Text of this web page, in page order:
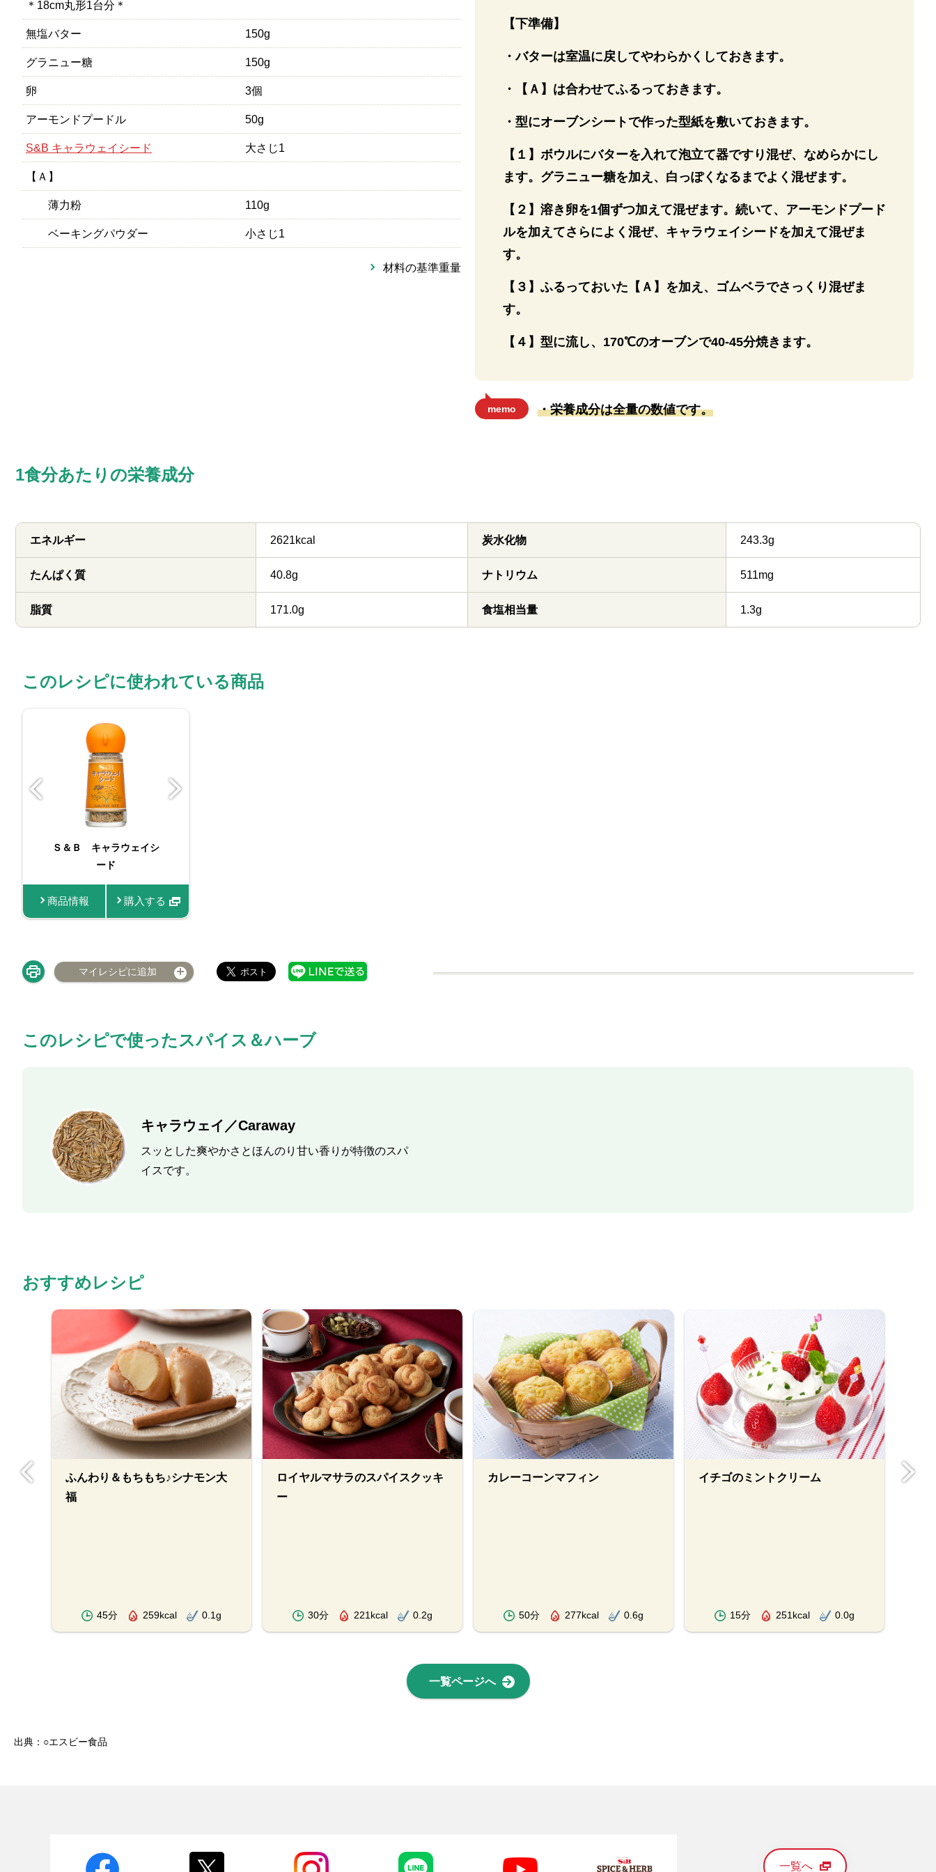
＊18cm丸形1台分＊
無塩バター 150g
グラニュー糖 150g
卵 3個
アーモンドプードル 50g
S&B キャラウェイシード 大さじ1
【Ａ】
薄力粉 110g
ベーキングパウダー 小さじ1
材料の基準重量
【下準備】
・バターは室温に戻してやわらかくしておきます。
・【Ａ】は合わせてふるっておきます。
・型にオーブンシートで作った型紙を敷いておきます。
【１】ボウルにバターを入れて泡立て器ですり混ぜ、なめらかにし
ます。グラニュー糖を加え、白っぽくなるまでよく混ぜます。
【２】溶き卵を1個ずつ加えて混ぜます。続いて、アーモンドプード
ルを加えてさらによく混ぜ、キャラウェイシードを加えて混ぜま
す。
【３】ふるっておいた【Ａ】を加え、ゴムベラでさっくり混ぜま
す。
【４】型に流し、170℃のオーブンで40-45分焼きます。
memo ・栄養成分は全量の数値です。
1食分あたりの栄養成分
エネルギー 2621kcal
たんぱく質 40.8g
脂質 171.0g
炭水化物 243.3g
ナトリウム 511mg
食塩相当量 1.3g
このレシピに使われている商品
Ｓ＆Ｂ キャラウェイシ
ード
商品情報 購入する
マイレシピに追加
このレシピで使ったスパイス＆ハーブ
キャラウェイ／Caraway
スッとした爽やかさとほんのり甘い香りが特徴のスパ
イスです。
おすすめレシピ
ふんわり＆もちもち♪シナモン大
福
45分 259kcal 0.1g
ロイヤルマサラのスパイスクッキ
ー
30分 221kcal 0.2g
カレーコーンマフィン
50分 277kcal 0.6g
イチゴのミントクリーム
15分 251kcal 0.0g
メー
一覧ページへ
出典：○エスビー食品
一覧へ